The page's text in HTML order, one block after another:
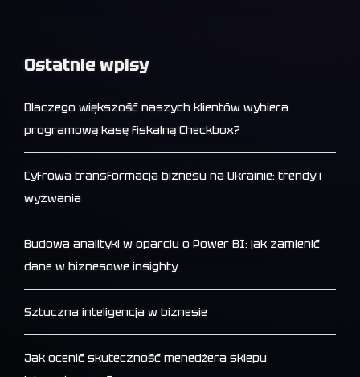
Ostatnie wpisy
Dlaczego większość naszych klientów wybiera
programową kasę fiskalną Checkbox?
Cyfrowa transformacja biznesu na Ukrainie: trendy i
wyzwania
Budowa analityki w oparciu o Power BI: jak zamienić
dane w biznesowe insighty
Sztuczna inteligencja w biznesie
Jak ocenić skuteczność menedżera sklepu